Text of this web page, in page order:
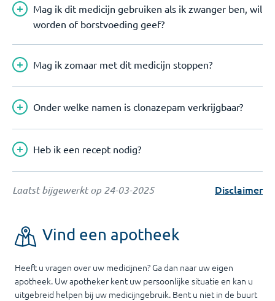
Mag ik dit medicijn gebruiken als ik zwanger ben, wil
worden of borstvoeding geef?
Mag ik zomaar met dit medicijn stoppen?
Onder welke namen is clonazepam verkrijgbaar?
Heb ik een recept nodig?
Laatst bijgewerkt op 24-03-2025 Disclaimer
Vind een apotheek
Heeft u vragen over uw medicijnen? Ga dan naar uw eigen
apotheek. Uw apotheker kent uw persoonlijke situatie en kan u
uitgebreid helpen bij uw medicijngebruik. Bent u niet in de buurt